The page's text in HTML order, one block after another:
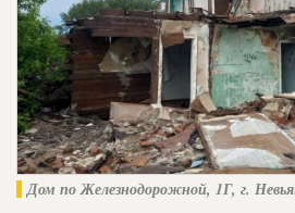
Дом по Железнодорожной, 1Г, г.